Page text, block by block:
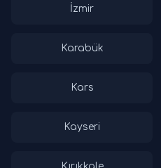
İzmir
Karabük
Kars
Kayseri